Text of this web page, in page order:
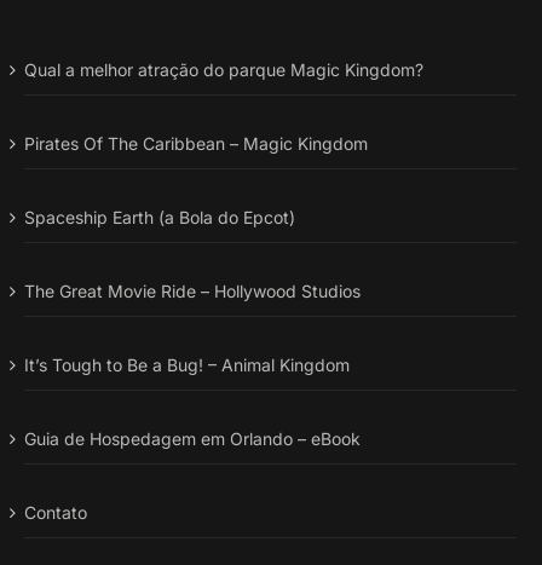
Qual a melhor atração do parque Magic Kingdom?
Pirates Of The Caribbean – Magic Kingdom
Spaceship Earth (a Bola do Epcot)
The Great Movie Ride – Hollywood Studios
It’s Tough to Be a Bug! – Animal Kingdom
Guia de Hospedagem em Orlando – eBook
Contato